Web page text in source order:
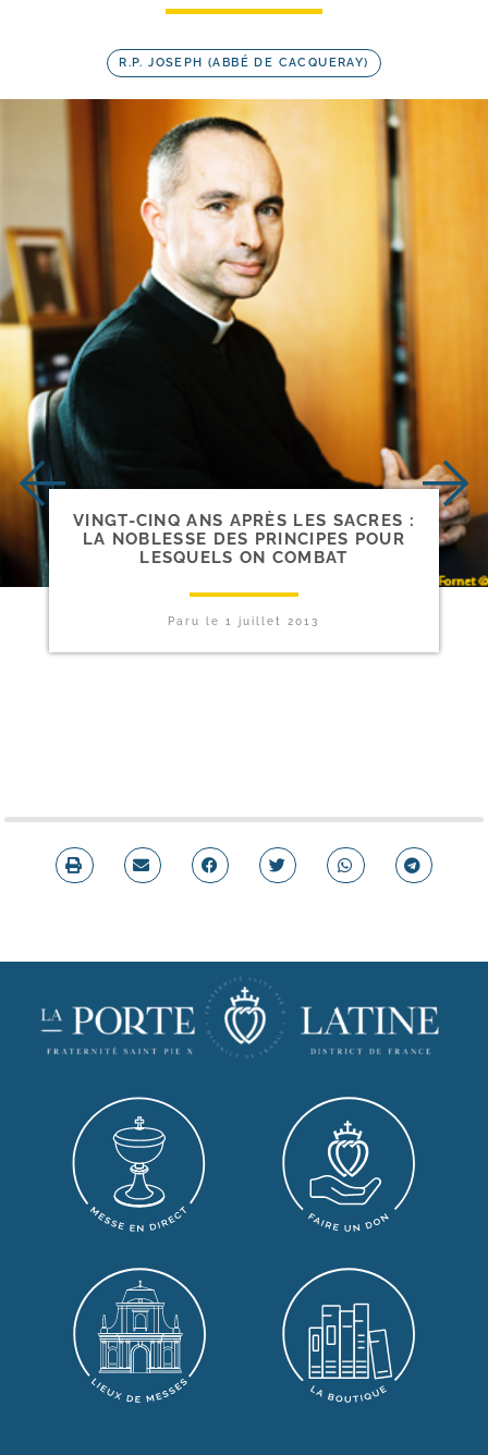
R.P. JOSEPH (ABBÉ DE CACQUERAY)
VINGT-​CINQ ANS APRÈS LES SACRES :
LA NOBLESSE DES PRINCIPES POUR
LESQUELS ON COMBAT
Paru le1 juillet 2013